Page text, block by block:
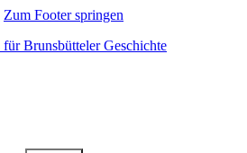
Zum Footer springen